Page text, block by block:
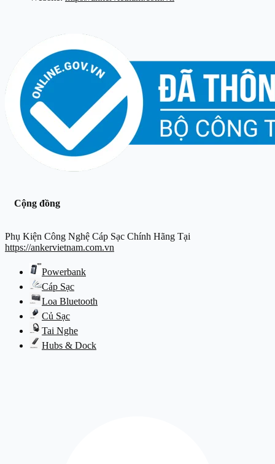
Cộng đồng
Phụ Kiện Công Nghệ Cáp Sạc Chính Hãng Tại
https://ankervietnam.com.vn
Powerbank
Cáp Sạc
Loa Bluetooth
Củ Sạc
Tai Nghe
Hubs & Dock